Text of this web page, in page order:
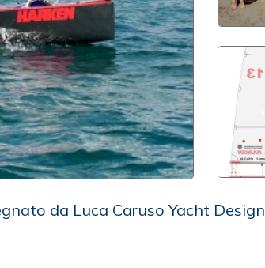
da Luca Caruso Yacht